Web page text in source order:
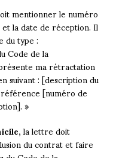
mentionner le numéro
la date de réception. Il
du type :
Code de la
ma rétractation
suivant : [description du
[numéro de
»
, la lettre doit
du contrat et faire